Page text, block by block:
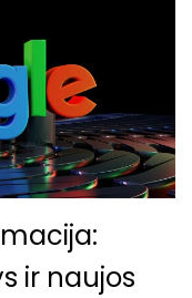
ir naujos